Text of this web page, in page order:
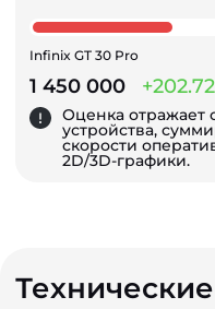
Infinix GT 30 Pro
1 450 000
Оценка отражает
устройства,
скорости
2D/3D-графики.